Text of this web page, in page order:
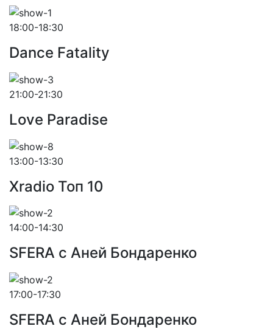
18:00-18:30
Dance Fatality
21:00-21:30
Love Paradise
13:00-13:30
Xradio Топ 10
14:00-14:30
SFERA с Аней Бондаренко
17:00-17:30
SFERA с Аней Бондаренко